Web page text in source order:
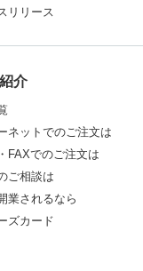
リリース
介
ネットでのご注文は
FAXでのご注文は
ご相談は
業されるなら
ズカード